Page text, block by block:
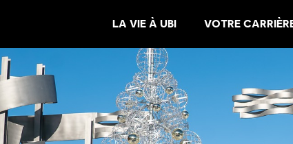
LA VIE À UBI VOTRE